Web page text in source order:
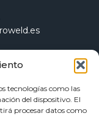
tecnologías como las
del dispositivo. El
procesar datos como